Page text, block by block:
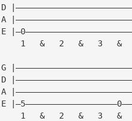
D
A
E
1   &   2   &   3   &
G
D
A
E
1   &   2   &   3   &